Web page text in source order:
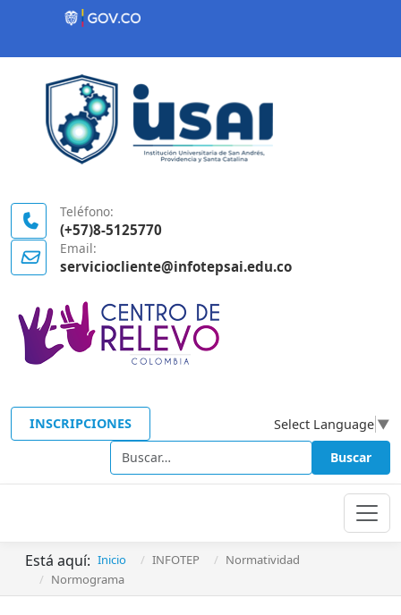
Contenido inicial
Teléfono:
(+57)8-5125770
Email:
serviciocliente@infotepsai.edu.co
INSCRIPCIONES Select Language ▼
Buscar Buscar
Está aquí: Inicio INFOTEP
Normatividad
Normograma